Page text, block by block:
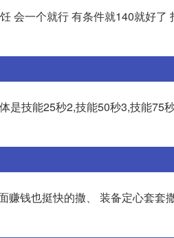
会一个就行 有条件就140就好了
是技能25秒2,技能50秒3,技能75
钱也挺快的撒、 装备定心套套